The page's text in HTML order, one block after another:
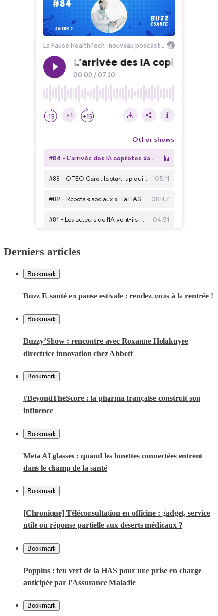
Derniers articles
Bookmark
Buzz E-santé en pause estivale : rendez-vous à la rentrée !
Bookmark
Buzzy’Show : rencontre avec Roxanne Holakuyee
directrice innovation chez Abbott
Bookmark
#BeyondTheScore : la pharma française construit son
influence
Bookmark
Meta AI glasses : quand les lunettes connectées entrent
dans le champ de la santé
Bookmark
[Chronique] Téléconsultation en officine : gadget, service
utile ou réponse partielle aux déserts médicaux ?
Bookmark
Poppins : feu vert de la HAS pour une prise en charge
anticipée par l’Assurance Maladie
Bookmark